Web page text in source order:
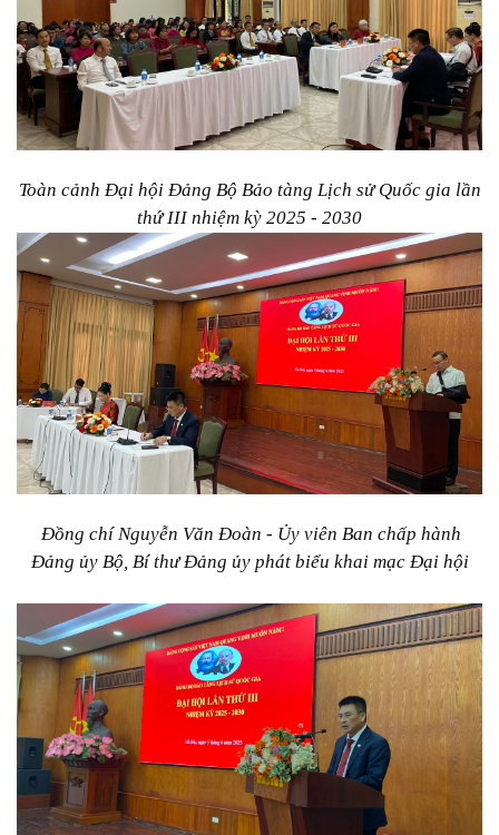
Toàn cảnh Đại hội Đảng Bộ Bảo tàng Lịch sử Quốc gia lần
thứ III nhiệm kỳ 2025 - 2030
Đồng chí Nguyễn Văn Đoàn - Ủy viên Ban chấp hành
Đảng ủy Bộ, Bí thư Đảng ủy phát biểu khai mạc Đại hội